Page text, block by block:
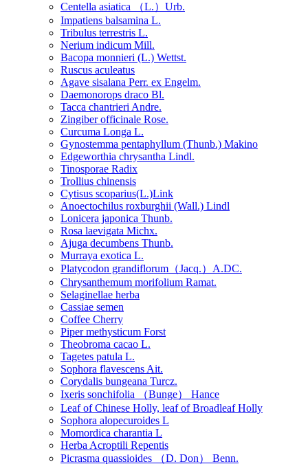
Centella asiatica （L.）Urb.
Impatiens balsamina L.
Tribulus terrestris L.
Nerium indicum Mill.
Bacopa monnieri (L.) Wettst.
Ruscus aculeatus
Agave sisalana Perr. ex Engelm.
Daemonorops draco Bl.
Tacca chantrieri Andre.
Zingiber officinale Rose.
Curcuma Longa L.
Gynostemma pentaphyllum (Thunb.) Makino
Edgeworthia chrysantha Lindl.
Tinosporae Radix
Trollius chinensis
Cytisus scoparius(L.)Link
Anoectochilus roxburghii (Wall.) Lindl
Lonicera japonica Thunb.
Rosa laevigata Michx.
Ajuga decumbens Thunb.
Murraya exotica L.
Platycodon grandiflorum（Jacq.）A.DC.
Chrysanthemum morifolium Ramat.
Selaginellae herba
Cassiae semen
Coffee Cherry
Piper methysticum Forst
Theobroma cacao L.
Tagetes patula L.
Sophora flavescens Ait.
Corydalis bungeana Turcz.
Ixeris sonchifolia （Bunge） Hance
Leaf of Chinese Holly, leaf of Broadleaf Holly
Sophora alopecuroides L
Momordica charantia L
Herba Acroptili Repentis
Picrasma quassioides （D. Don） Benn.